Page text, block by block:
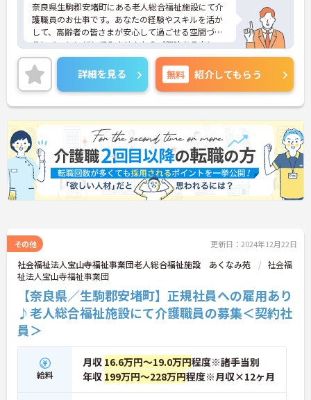
奈良県生駒郡安堵町にある老人総合福祉施設にて介
護職員のお仕事です。あなたの経験やスキルを活か
して、高齢者の皆さまが安心して過ごせる空間づく
りにチャレンジしてみませんか？ご興味ある方に
は、面接対策ポイントなど、さらに詳細をお話しい
たしますのでお気軽にご相談ください。
詳細を見る 無料 紹介してもらう
その他 更新日：2024年12月22日
社会福祉法人宝山寺福祉事業団老人総合福祉施設 あくなみ苑
社会福
祉法人宝山寺福祉事業団
【奈良県／生駒郡安堵町】正規社員への雇用あり
♪老人総合福祉施設にて介護職員の募集＜契約社
員＞
給料
月収 16.6万円～19.0万円程度※諸手当別
年収 199万円～228万円程度※月収×12ヶ月